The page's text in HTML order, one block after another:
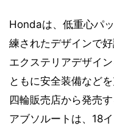
Hondaは、低重心パ
練されたデザインで
エクステリアデザイ
ともに安全装備など
四輪販売店から発売す
アブソルートは、18